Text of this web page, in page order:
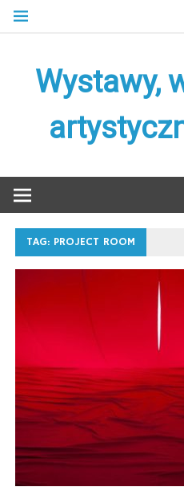
Skip
Wystawy,
TAG: PROJECT ROOM